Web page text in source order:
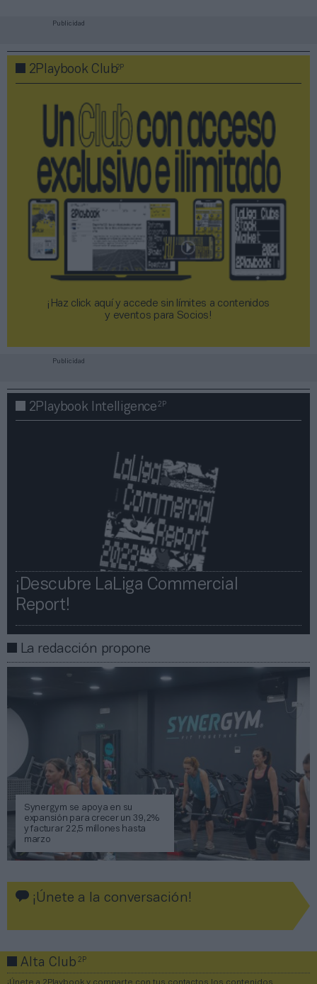
Publicidad
2Playbook Club2P
¡Haz click aquí y accede sin límites a contenidos
y eventos para Socios!​​​​​​​
Publicidad
2Playbook Intelligence2P
¡Descubre LaLiga Commercial
Report!​​
La redacción propone
Synergym se apoya en su
expansión para crecer un 39,2%
y facturar 22,5 millones hasta
marzo
¡Únete a la conversación!
Alta Club2P
¡Únete a 2Playbook y comparte con tus contactos los contenidos